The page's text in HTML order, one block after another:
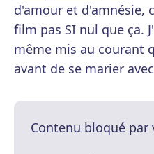
d'amour et d'amnésie,
film pas SI nul que ça.
même mis au courant
avant de se marier
Contenu bloqué par